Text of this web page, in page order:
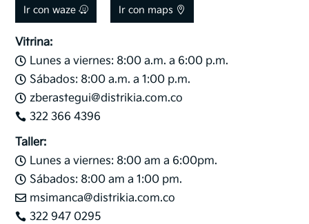
Ir con waze Ir con maps
Vitrina:
 Lunes a viernes: 8:00 a.m. a 6:00 p.m.
 Sábados: 8:00 a.m. a 1:00 p.m.
 zberastegui@distrikia.com.co
 322 366 4396
Taller:
 Lunes a viernes: 8:00 am a 6:00pm.
 Sábados: 8:00 am a 1:00 pm.
 msimanca@distrikia.com.co
 322 947 0295